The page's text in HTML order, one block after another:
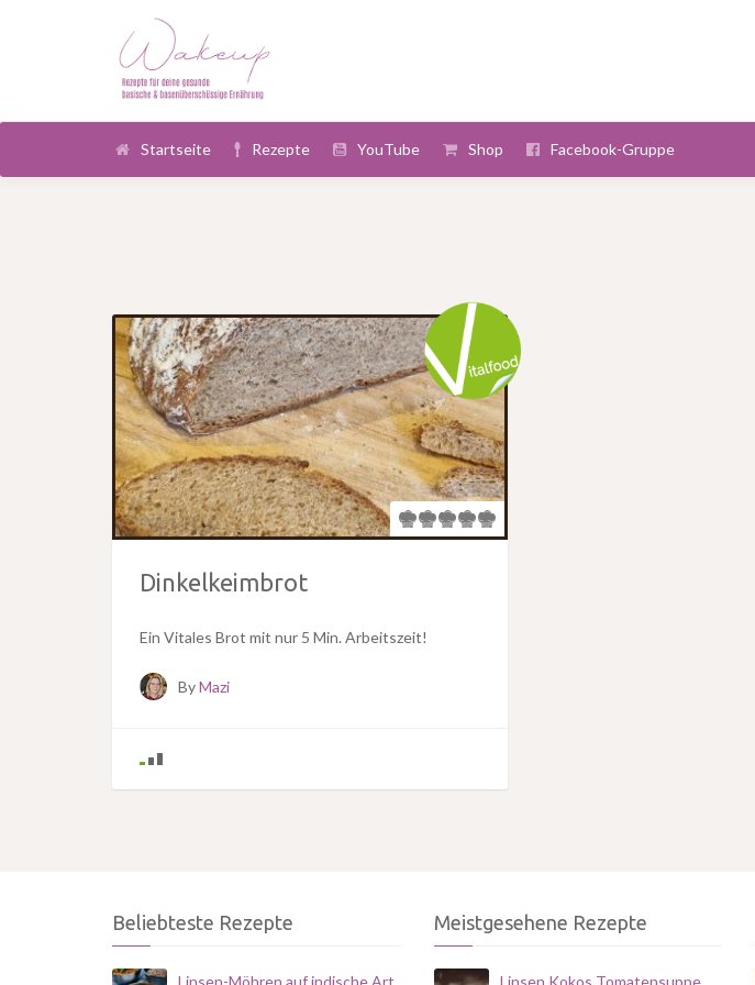
Startseite Rezepte YouTube Shop Facebook-Gruppe
Dinkelkeimbrot
Ein Vitales Brot mit nur 5 Min. Arbeitszeit!
ByMazi
Beliebteste Rezepte
Linsen-Möhren auf indische Art
Meistgesehene Rezepte
Linsen Kokos Tomatensuppe